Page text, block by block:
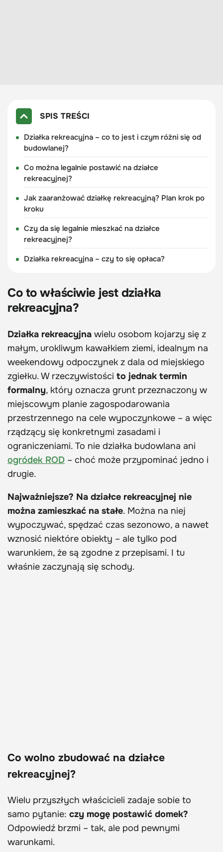
SPIS TREŚCI
Działka rekreacyjna – co to jest i czym różni się od
budowlanej?
Co można legalnie postawić na działce
rekreacyjnej?
Jak zaaranżować działkę rekreacyjną? Plan krok po
kroku
Czy da się legalnie mieszkać na działce
rekreacyjnej?
Działka rekreacyjna – czy to się opłaca?
Co to właściwie jest działka
rekreacyjna?
Działka rekreacyjna wielu osobom kojarzy się z
małym, urokliwym kawałkiem ziemi, idealnym na
weekendowy odpoczynek z dala od miejskiego
zgiełku. W rzeczywistości to jednak termin
formalny, który oznacza grunt przeznaczony w
miejscowym planie zagospodarowania
przestrzennego na cele wypoczynkowe – a więc
rządzący się konkretnymi zasadami i
ograniczeniami. To nie działka budowlana ani
ogródek ROD – choć może przypominać jedno i
drugie.
Najważniejsze? Na działce rekreacyjnej nie
można zamieszkać na stałe. Można na niej
wypoczywać, spędzać czas sezonowo, a nawet
wznosić niektóre obiekty – ale tylko pod
warunkiem, że są zgodne z przepisami. I tu
właśnie zaczynają się schody.
Co wolno zbudować na działce
rekreacyjnej?
Wielu przyszłych właścicieli zadaje sobie to
samo pytanie: czy mogę postawić domek?
Odpowiedź brzmi – tak, ale pod pewnymi
warunkami.